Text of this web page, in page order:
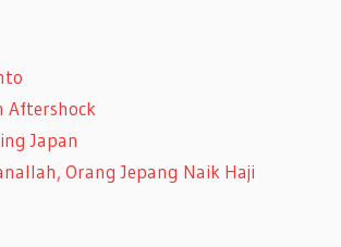
Aftershock
Japan
Orang Jepang Naik Haji